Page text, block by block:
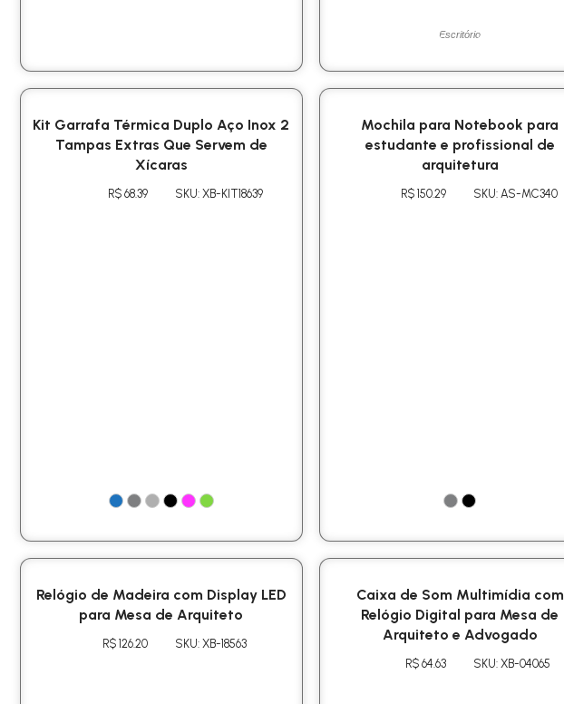
Escritório
Kit Garrafa Térmica Duplo Aço Inox 2
Tampas Extras Que Servem de
Xícaras
R$ 68.39 SKU: XB-KIT18639
Mochila para Notebook para
estudante e profissional de
arquitetura
R$ 150.29 SKU: AS-MC340
Relógio de Madeira com Display LED
para Mesa de Arquiteto
R$ 126.20 SKU: XB-18563
Caixa de Som Multimídia com
Relógio Digital para Mesa de
Arquiteto e Advogado
R$ 64.63 SKU: XB-04065